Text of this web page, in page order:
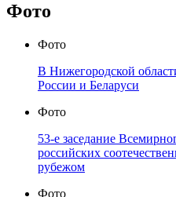
Фото
Фото
В Нижегородской
России и Беларуси
Фото
53-е заседание
российских
рубежом
Фото